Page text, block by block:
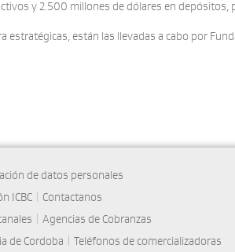
y 2.500 millones de dólares en
están las llevadas a cabo por
de datos personales
ICBC
Contactanos
Agencias de Cobranzas
de Cordoba
Teléfonos de comercializadoras